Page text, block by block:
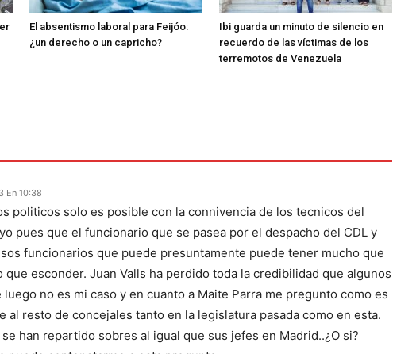
El absentismo laboral para Feijóo:
¿un derecho o un capricho?
Ibi guarda un minuto de silencio en
recuerdo de las víctimas de los
terremotos de Venezuela
En 10:38
politicos solo es posible con la connivencia de los tecnicos del
pues que el funcionario que se pasea por el despacho del CDL y
funcionarios que puede presuntamente puede tener mucho que
que esconder. Juan Valls ha perdido toda la credibilidad que algunos
luego no es mi caso y en cuanto a Maite Parra me pregunto como es
al resto de concejales tanto en la legislatura pasada como en esta.
han repartido sobres al igual que sus jefes en Madrid..¿O si?